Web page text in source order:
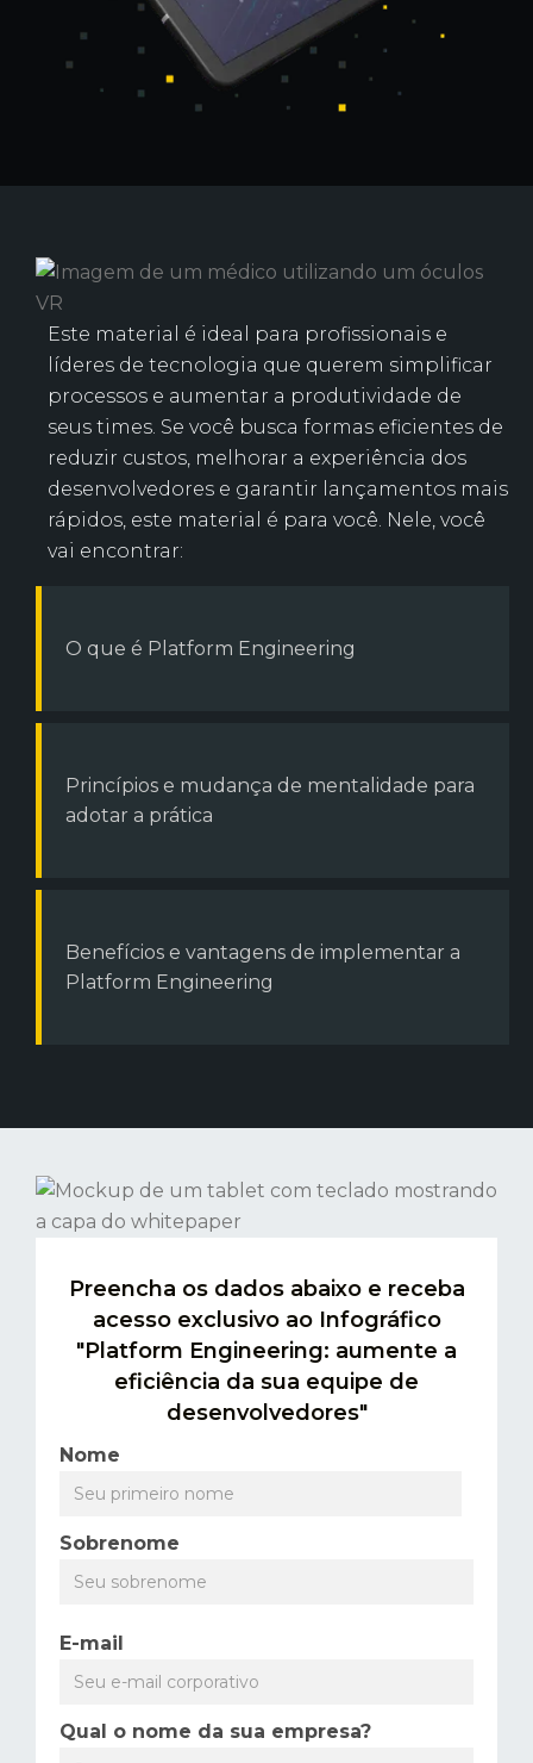
Este material é ideal para profissionais e
líderes de tecnologia que querem simplificar
processos e aumentar a produtividade de
seus times. Se você busca formas eficientes de
reduzir custos, melhorar a experiência dos
desenvolvedores e garantir lançamentos mais
rápidos, este material é para você. Nele, você
vai encontrar:
O que é Platform Engineering
Princípios e mudança de mentalidade para
adotar a prática
Benefícios e vantagens de implementar a
Platform Engineering
Preencha os dados abaixo e receba
acesso exclusivo ao Infográfico
"Platform Engineering: aumente a
eficiência da sua equipe de
desenvolvedores"
Nome
Sobrenome
E-mail
Qual o nome da sua empresa?